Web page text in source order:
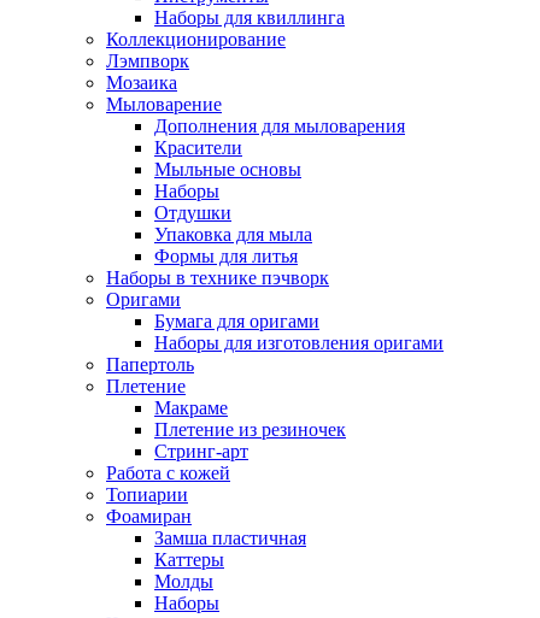
Наборы для квиллинга
Коллекционирование
Лэмпворк
Мозаика
Мыловарение
Дополнения для мыловарения
Красители
Мыльные основы
Наборы
Отдушки
Упаковка для мыла
Формы для литья
Наборы в технике пэчворк
Оригами
Бумага для оригами
Наборы для изготовления оригами
Папертоль
Плетение
Макраме
Плетение из резиночек
Стринг-арт
Работа с кожей
Топиарии
Фоамиран
Замша пластичная
Каттеры
Молды
Наборы